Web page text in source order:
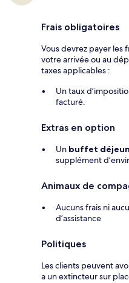
Frais obligatoires
Vous devrez payer les
votre arrivée ou au
taxes applicables :
Un taux
facturé.
Extras en option
Un buffet
supplément
Animaux de
Aucuns frais ni
d’assistance
Politiques
Les clients peuvent
a un extincteur sur